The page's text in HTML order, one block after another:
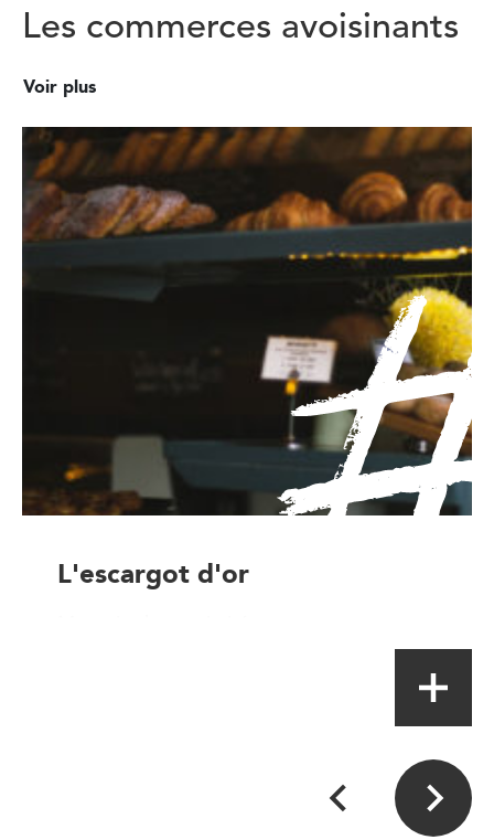
Les commerces avoisinants
Voir plus
L'escargot d'or